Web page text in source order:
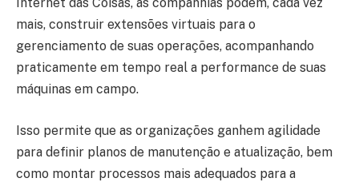
mais, construir extensões virtuais para o
gerenciamento de suas operações, acompanhando
praticamente em tempo real a performance de suas
máquinas em campo.
Isso permite que as organizações ganhem agilidade
para definir planos de manutenção e atualização, bem
como montar processos mais adequados para a